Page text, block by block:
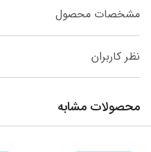
مشخصات محصول
نظر کاربران
محصولات مشابه